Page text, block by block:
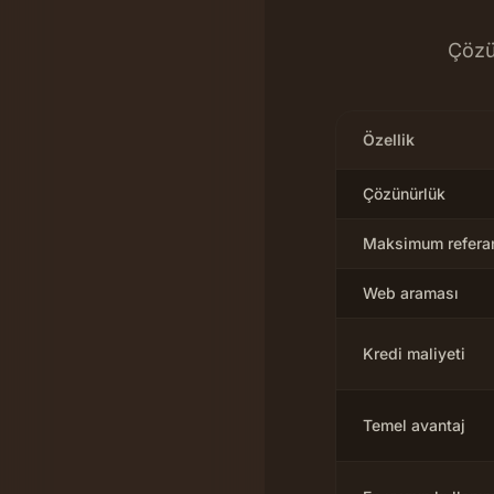
Özellik
Çözünürlük
Maksimum
Web araması
Kredi maliyeti
Temel avantaj